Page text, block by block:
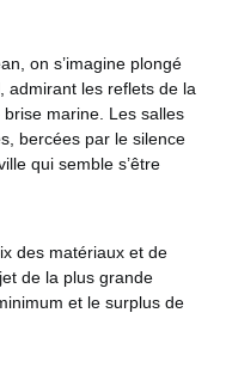
on s’imagine plongé
admirant les reflets de la
marine. Les salles
bercées par le silence
qui semble s’être
des matériaux et de
de la plus grande
et le surplus de